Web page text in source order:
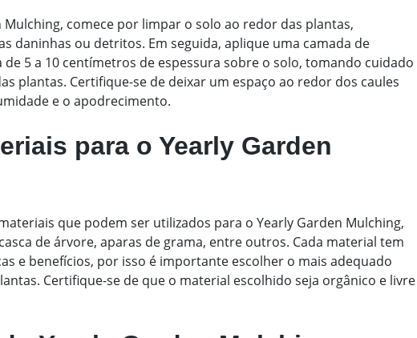
Mulching, comece por limpar o solo ao redor das plantas,
daninhas ou detritos. Em seguida, aplique uma camada de
5 a 10 centímetros de espessura sobre o solo, tomando cuidado
plantas. Certifique-se de deixar um espaço ao redor dos caules
e o apodrecimento.
para o Yearly Garden
que podem ser utilizados para o Yearly Garden Mulching,
de árvore, aparas de grama, entre outros. Cada material tem
e benefícios, por isso é importante escolher o mais adequado
Certifique-se de que o material escolhido seja orgânico e livre